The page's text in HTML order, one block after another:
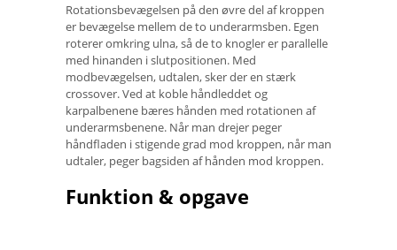
Rotationsbevægelsen på den øvre del af kroppen
er bevægelse mellem de to underarmsben. Egen
roterer omkring ulna, så de to knogler er parallelle
med hinanden i slutpositionen. Med
modbevægelsen, udtalen, sker der en stærk
crossover. Ved at koble håndleddet og
karpalbenene bæres hånden med rotationen af ​​
underarmsbenene. Når man drejer peger
håndfladen i stigende grad mod kroppen, når man
udtaler, peger bagsiden af ​​hånden mod kroppen.
Funktion & opgave